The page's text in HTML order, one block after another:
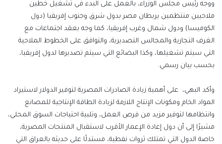
ووجه رئيس مجلس الوزراء، بالعمل على البدء في تشغيل خطين
ملاحيين منتظمين يربطان مصر بدول شرق وجنوب إفريقيا (دول
الكوميسا) ودول شمال وغرب إفريقيا، كما وجه بعقد اجتماعات مع
الغرف التجارية والمجالس التصديرية، والتوافق على الخطوط الملاحية
التي سيتم تشغيلها، وكذا البضائع التي سيتم تصديرها لدول إفريقيا،
بحسب بيان رسمي.
وأكد البهي، على أهمية زيادة الصادرات المصرية لتوفير الدولار لاستيراد
المواد الخام ومكونات الإنتاج اللازمة لزيادة الطاقة الإنتاجية للمصانع
وانتظامها لتوفير مزيد من فرص العمل، وتلبية احتياجات السوق المحلي،
مشيرًا إلى أن دول إعادة الإعمار الأقرب لاستقبال المنتجات المصرية،
خاصة الدول التي تمتلك ثروات نفطية، مستدلًا على حديثه بالعراق التي